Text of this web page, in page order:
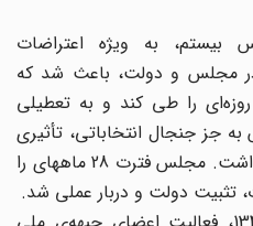
به ویژه اعتراضات
مجلس و دولت، باعث شد که
را طی کند و به تعطیلی
جنجال انتخاباتی، تأثیری
در روند قانون‌گذاری به جای نگذاشت. مجلس فترت 28 ماههای را
دولت و دربار عملی شد.